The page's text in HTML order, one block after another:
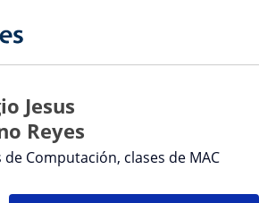
Jesus
Reyes
de Computación, clases de MAC